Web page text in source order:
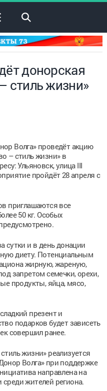
донорская
стиль жизни»
Волга» проведёт акцию
– стиль жизни» в
Ульяновск, улица III
пройдёт 28 апреля с
приглашаются все
50 кг. Особых
сутки и в день донации
диету. Потенциальным
жирную, жареную,
запретом семечки, орехи,
продукты, яйца, мясо,
презент и
подарков будет зависеть
совершил ранее.
жизни» реализуется
Волга» при поддержке
направлена на
жителей региона.